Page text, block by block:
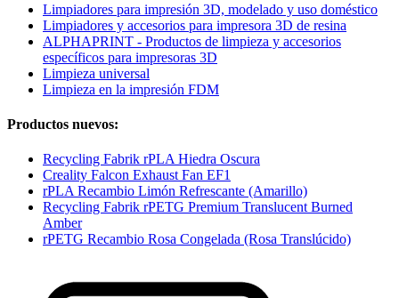
Limpiadores para impresión 3D, modelado y uso doméstico
Limpiadores y accesorios para impresora 3D de resina
ALPHAPRINT - Productos de limpieza y accesorios
específicos para impresoras 3D
Limpieza universal
Limpieza en la impresión FDM
Productos nuevos:
Recycling Fabrik rPLA Hiedra Oscura
Creality Falcon Exhaust Fan EF1
rPLA Recambio Limón Refrescante (Amarillo)
Recycling Fabrik rPETG Premium Translucent Burned
Amber
rPETG Recambio Rosa Congelada (Rosa Translúcido)